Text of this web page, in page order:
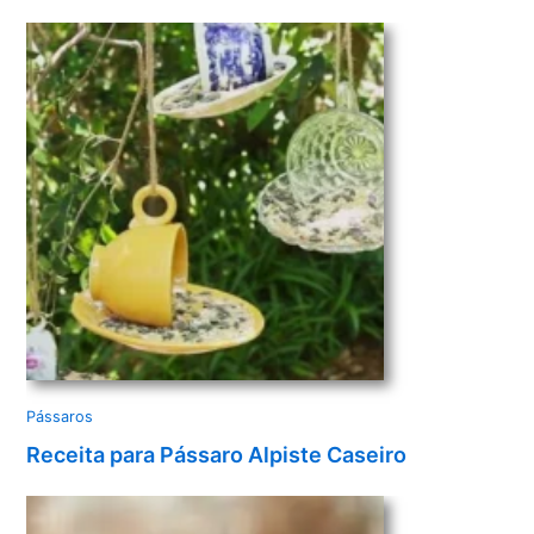
d
e
o
Pássaros
Receita para Pássaro Alpiste Caseiro